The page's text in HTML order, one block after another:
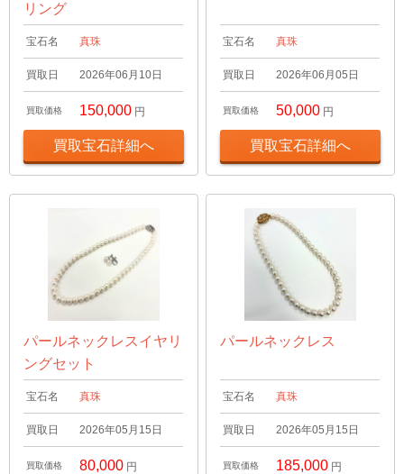
リング
宝石名 真珠
買取日 2026年06月10日
買取価格 150,000 円
買取宝石詳細へ
宝石名 真珠
買取日 2026年06月05日
買取価格 50,000 円
買取宝石詳細へ
パールネックレスイヤリ
ングセット
宝石名 真珠
買取日 2026年05月15日
買取価格 80,000 円
パールネックレス
宝石名 真珠
買取日 2026年05月15日
買取価格 185,000 円